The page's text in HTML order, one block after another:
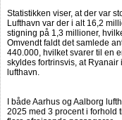
Statistikken viser, at der var
Lufthavn var der i alt 16,2
stigning på 1,3 millioner,
Omvendt faldt det samlede
440.000, hvilket svarer til en
skyldes fortrinsvis, at
lufthavn.
I både Aarhus og Aalborg
2025 med 3 procent i forhold